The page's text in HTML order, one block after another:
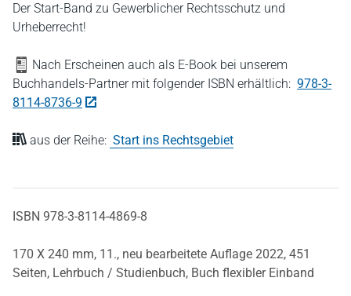
Der Start-Band zu Gewerblicher Rechtsschutz und
Urheberrecht!
Nach Erscheinen auch als E-Book bei unserem
Buchhandels-Partner mit folgender ISBN erhältlich: 978-3-
8114-8736-9
aus der Reihe: Start ins Rechtsgebiet
ISBN 978-3-8114-4869-8
170 X 240 mm, 11., neu bearbeitete Auflage 2022, 451
Seiten, Lehrbuch / Studienbuch, Buch flexibler Einband